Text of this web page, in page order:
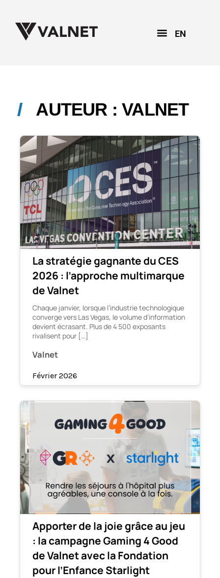
EN
AUTEUR :VALNET
La stratégie gagnante du CES
2026 : l’approche multimarque
de Valnet
Chaque janvier, lorsque l’industrie technologique
converge vers Las Vegas, le volume d’information
devient écrasant. Plus de 4 500 exposants
rivalisent pour […]
Valnet
Février 2026
Apporter de la joie grâce au jeu
: la campagne Gaming 4 Good
de Valnet avec la Fondation
pour l’Enfance Starlight